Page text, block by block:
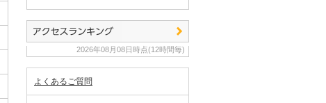
2026年08月08日時点(12時間毎)
よくあるご質問